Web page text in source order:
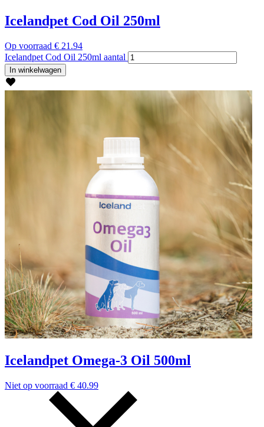
Icelandpet Cod Oil 250ml
Op voorraad € 21.94
Icelandpet Cod Oil 250ml aantal
In winkelwagen
Icelandpet Omega-3 Oil 500ml
Niet op voorraad € 40.99